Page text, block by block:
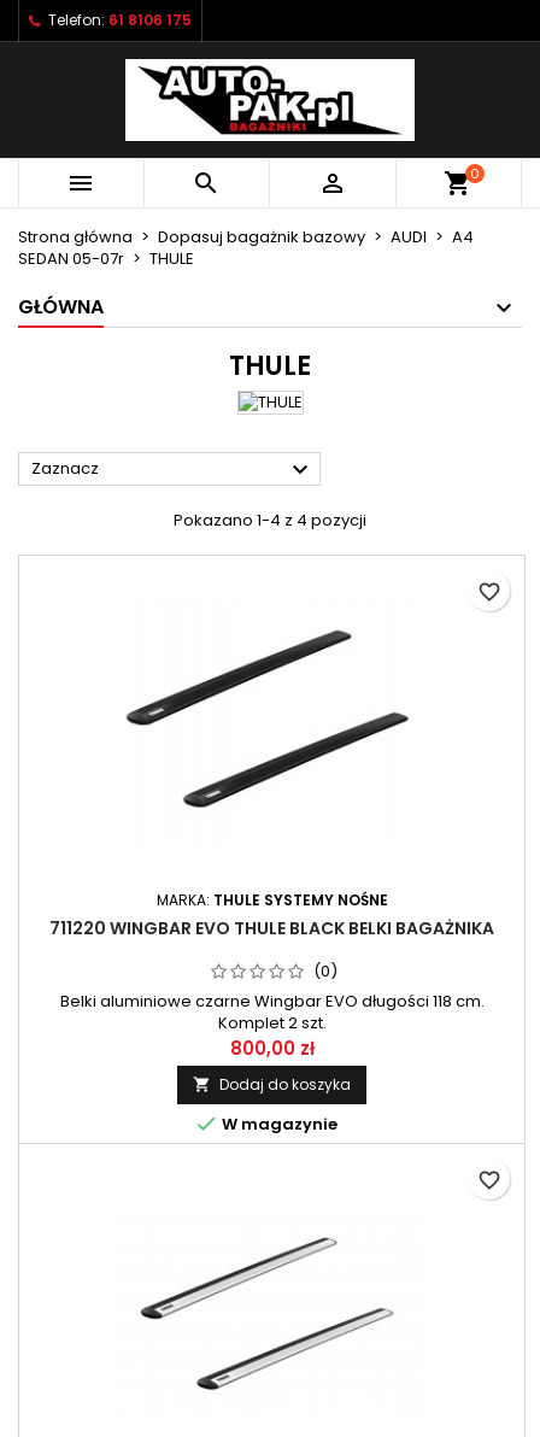
Telefon: 61 8106 175
   shopping_cart0
Strona główna Dopasuj bagażnik bazowy AUDI
A4
SEDAN 05-07r
THULE
GŁÓWNA
THULE
Zaznacz 
Pokazano 1-4 z 4 pozycji
MARKA: THULE SYSTEMY NOŚNE
711220 WINGBAR EVO THULE BLACK BELKI BAGAŻNIKA
(0)
Belki aluminiowe czarne Wingbar EVO długości 118 cm.
Komplet 2 szt.
800,00 zł
 Dodaj do koszyka
 W magazynie
favorite_border
favorite_border
Moje listy życzeń ×
Utwórz nową listę
((modalTitle)) ×
((confirmMessage))
((cancelText)) ((modalDeleteText))
Utwórz listę życzeń ×
Nazwa listy życzeń
Anuluj Utwórz listę życzeń
Zaloguj się ×
Musisz być zalogowany by zapisać produkty na
swojej liście życzeń.
Anuluj Zaloguj się